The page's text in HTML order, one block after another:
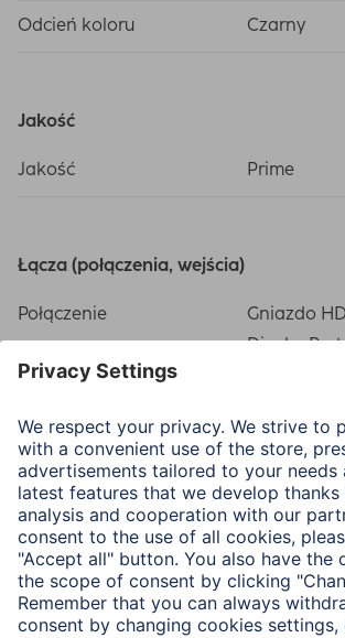
Odcień koloru Czarny
Jakość
Jakość Prime
Łącza (połączenia, wejścia)
Połączenie
Gniazdo
DisplayPort
Właściwości elektrotechniczne
Maks. rozdzielczość 4096 x 2160
Właściwości fizyczne
Rodzaj DisplayPort